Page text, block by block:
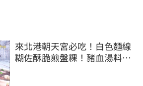
來北港朝天宮必吃！白色麵線
糊佐酥脆煎盤粿！豬血湯料滿